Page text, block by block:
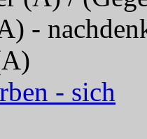
-
- sich